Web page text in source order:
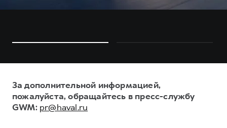
За дополнительной информацией,
пожалуйста, обращайтесь в пресс-службу
GWM: pr@haval.ru